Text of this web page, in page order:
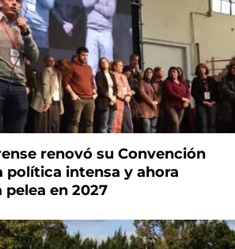
renovó su Convención
política intensa y ahora
en 2027